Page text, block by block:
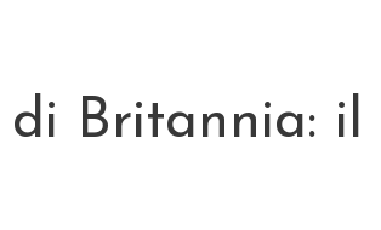
Britannia: il